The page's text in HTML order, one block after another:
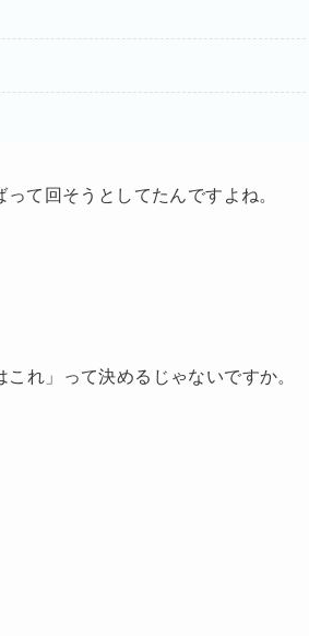
て回そうとしてたんですよね。
れ」って決めるじゃないですか。